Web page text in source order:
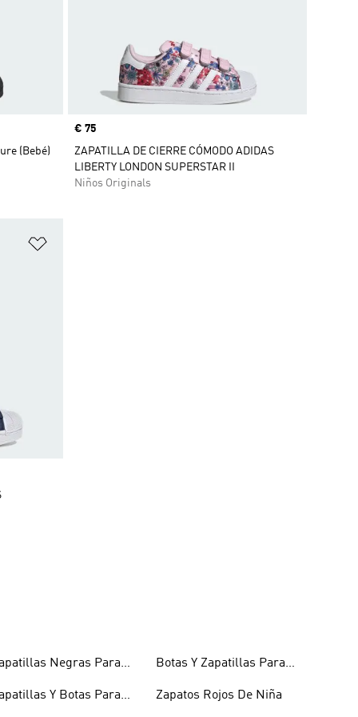
(Bebé)
Precio
€ 75
ZAPATILLA DE CIERRE CÓMODO ADIDAS
LIBERTY LONDON SUPERSTAR II
Niños Originals
Negras Para
Y Botas Para
Botas Y Zapatillas Para
Zapatos Rojos De Niña